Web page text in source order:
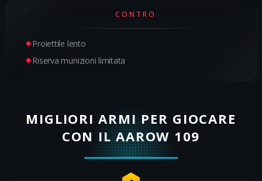
CONTRO
Proiettile lento
Riserva munizioni limitata
MIGLIORI ARMI PER GIOCARE
CON IL AAROW 109